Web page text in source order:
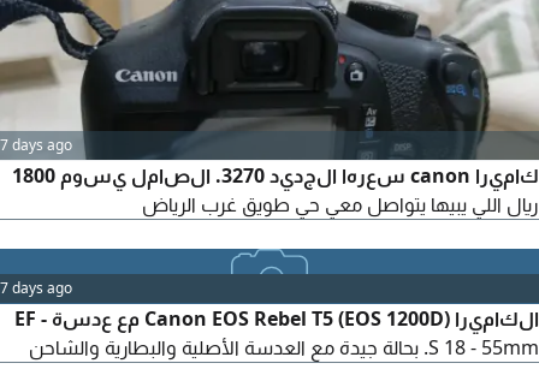
7 days ago
كاميرا canon سعرها الجديد 3270. الصامل يسوم 1800
ريال اللي يبيها يتواصل معي حي طويق غرب الرياض
7 days ago
الكاميرا Canon EOS Rebel T5 (EOS 1200D) مع عدسة EF -
S 18 - 55mm. بحالة جيدة مع العدسة الأصلية والبطارية والشاحن